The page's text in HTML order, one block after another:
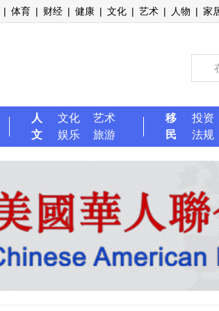
| 体育 | 财经 | 健康 | 文化 | 艺术 | 人物 | 家
人
文
文化
艺术
娱乐
旅游
移
民
投资
法规